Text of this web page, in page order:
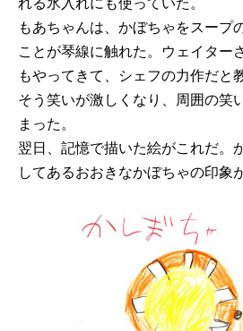
れる氷入れにも使っていた。
もあちゃんは、かぼちゃをスープ
ことが琴線に触れた。ウェイター
もやってきて、シェフの力作だと
そう笑いが激しくなり、周囲の笑
まった。
翌日、記憶で描いた絵がこれだ。
してあるおおきなかぼちゃの印象